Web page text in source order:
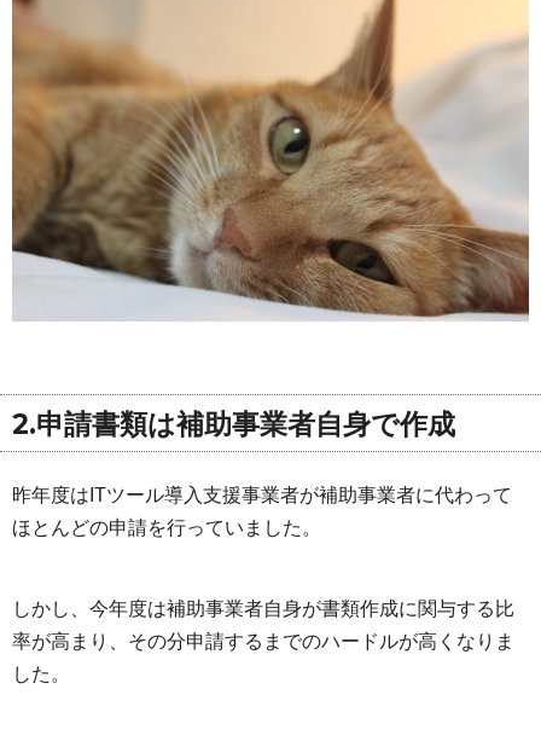
2.申請書類は補助事業者自身で作成
昨年度はITツール導入支援事業者が補助事業者に代わって
ほとんどの申請を行っていました。
しかし、今年度は補助事業者自身が書類作成に関与する比
率が高まり、その分申請するまでのハードルが高くなりま
した。